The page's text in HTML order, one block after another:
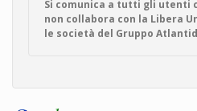
Si comunica a tutti gli utenti
non collabora con la Libera
le società del Gruppo